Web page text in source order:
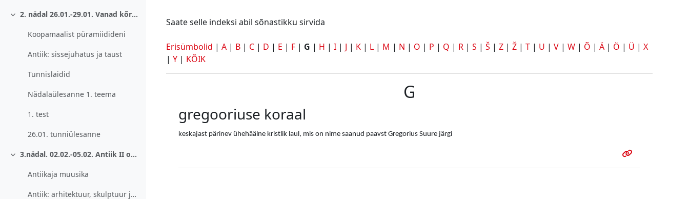
Ahenda 2. nädal 26.01.-29.01. Vanad kõrgkultuurid. Sissejuhatus antiiki.
Koopamaalist püramiidideni
Antiik: sissejuhatus ja taust
Tunnislaidid
Nädalaülesanne 1. teema
1. test
26.01. tunniülesanne
Ahenda 3.nädal. 02.02.-05.02. Antiik II osa: muusika ja kunst.
Antiikaja muusika
Antiik: arhitektuur, skulptuur ja maal
Saate selle indeksi abil sõnastikku sirvida
Erisümbolid | A | B | C | D | E | F | G | H | I | J | K | L | M | N | O | P | Q | R | S | Š | Z | Ž | T | U | V | W | Õ | Ä | Ö | Ü | X
| Y | KÕIK
G
gregooriuse koraal
keskajast pärinev ühehäälne kristlik laul, mis on nime saanud paavst Gregorius Suure järgi